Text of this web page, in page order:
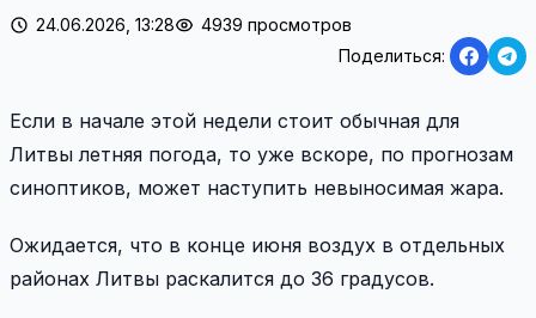
24.06.2026, 13:28
4939 просмотров
Поделиться:
Если в начале этой недели стоит обычная для
Литвы летняя погода, то уже вскоре, по прогнозам
синоптиков, может наступить невыносимая жара.
Ожидается, что в конце июня воздух в отдельных
районах Литвы раскалится до 36 градусов.